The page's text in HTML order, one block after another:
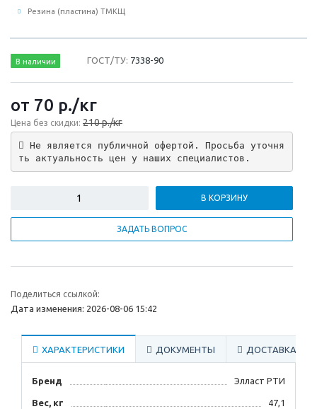
Резина (пластина) ТМКЩ
В наличии ГОСТ/ТУ: 7338-90
от 70 р./кг
Цена без скидки: 210 р./кг
Не является публичной офертой. Просьба уточня
ть актуальность цен у наших специалистов.
В КОРЗИНУ
ЗАДАТЬ ВОПРОС
Поделиться ссылкой:
Дата изменения: 2026-08-06 15:42
ХАРАКТЕРИСТИКИ ДОКУМЕНТЫ ДОСТАВКА
Бренд Элласт РТИ
Вес, кг 47,1